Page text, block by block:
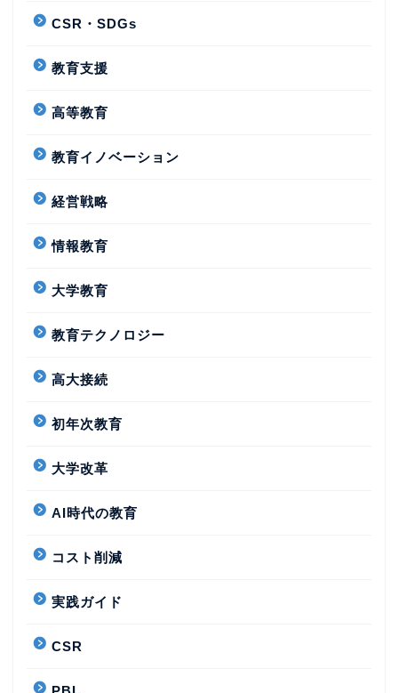
CSR・SDGs
教育支援
高等教育
教育イノベーション
経営戦略
情報教育
大学教育
教育テクノロジー
高大接続
初年次教育
大学改革
AI時代の教育
コスト削減
実践ガイド
CSR